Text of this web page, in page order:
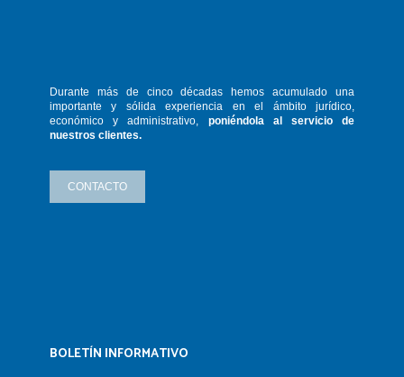
Durante más de cinco décadas hemosacumulado una
importante y sólidaexperiencia en el ámbito jurídico,
económico y administrativo, poniéndola al servicio de
nuestros clientes.
CONTACTO
BOLETÍN INFORMATIVO